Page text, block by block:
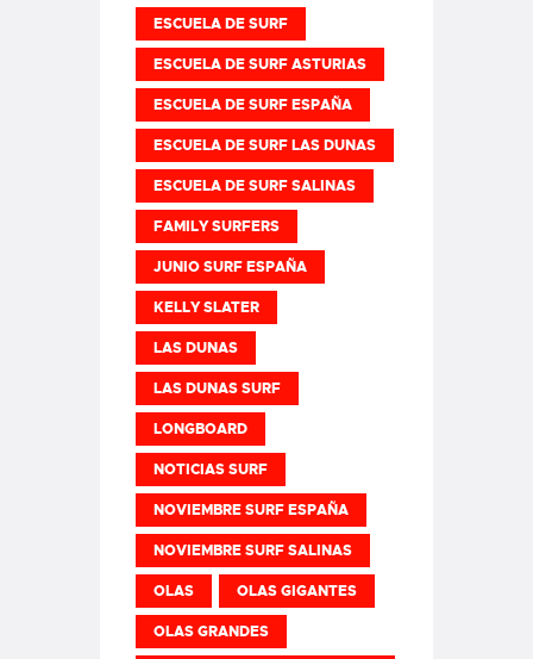
ESCUELA DE SURF
ESCUELA DE SURF ASTURIAS
ESCUELA DE SURF ESPAÑA
ESCUELA DE SURF LAS DUNAS
ESCUELA DE SURF SALINAS
FAMILY SURFERS
JUNIO SURF ESPAÑA
KELLY SLATER
LAS DUNAS
LAS DUNAS SURF
LONGBOARD
NOTICIAS SURF
NOVIEMBRE SURF ESPAÑA
NOVIEMBRE SURF SALINAS
OLAS OLAS GIGANTES
OLAS GRANDES